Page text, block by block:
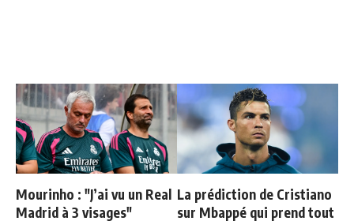
Mourinho : "J’ai vu un Real
Madrid à 3 visages"
La prédiction de Cristiano
sur Mbappé qui prend tout